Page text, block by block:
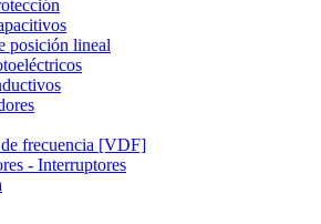
posición lineal
frecuencia [VDF]
- Interruptores